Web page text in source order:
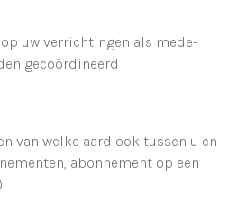
uw verrichtingen als mede-
gecoördineerd
van welke aard ook tussen u en
abonnement op een